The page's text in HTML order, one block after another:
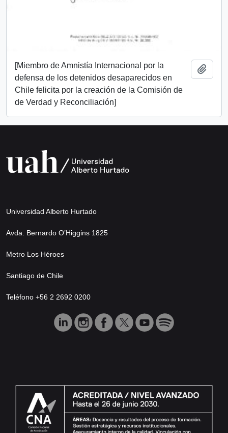
[Miembro de Amnistía Internacional por la
defensa de los detenidos desaparecidos en
Chile felicita por la creación de la Comisión de
de Verdad y Reconciliación]
Universidad Alberto Hurtado
Avda. Bernardo O’Higgins 1825
Metro Los Héroes
Santiago de Chile
Teléfono +56 2 2692 0200